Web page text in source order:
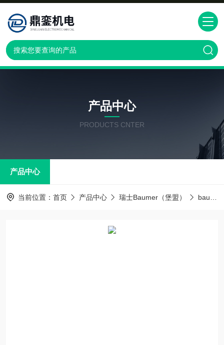
产品中心
PRODUCTS CNTER
产品中心
当前位置： 首页 产品中心 瑞士Baumer（堡盟） baumer传感器